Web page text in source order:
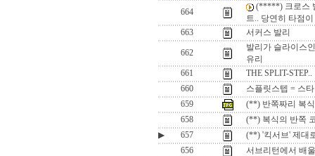
664
(*****) 크로스
트.. 당연히 타점
663
서커스 발리
662
발리가 슬라이스
유리
661
THE SPLIT-
660
스플릿스텝 = 스
659
(**) 반쪽짜리 복
658
(**) 복식의 반쪽
▶
657
(**) '킥서브' 제대
656
서브리턴에서 배